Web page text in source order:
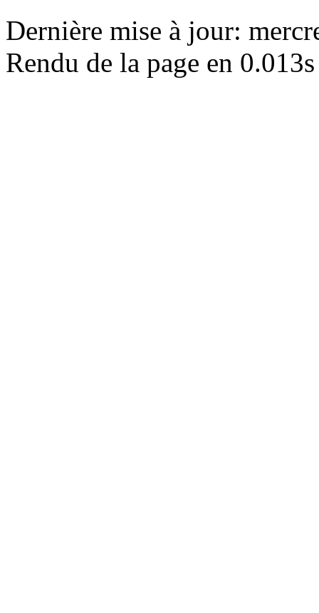
Dernière mise à jour:
Rendu de la page en 0.013s